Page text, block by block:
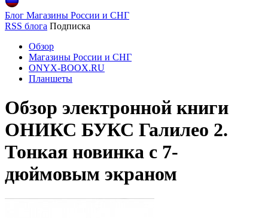
Блог Магазины России и СНГ
RSS блога Подписка
Обзор
Магазины России и СНГ
ONYX-BOOX.RU
Планшеты
Обзор электронной книги
ОНИКС БУКС Галилео 2.
Тонкая новинка с 7-
дюймовым экраном